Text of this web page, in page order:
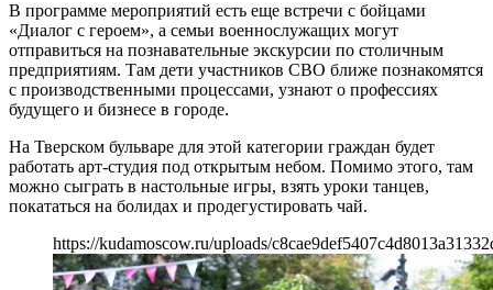
В программе мероприятий есть еще встречи с бойцами
«Диалог с героем», а семьи военнослужащих могут
отправиться на познавательные экскурсии по столичным
предприятиям. Там дети участников СВО ближе познакомятся
с производственными процессами, узнают о профессиях
будущего и бизнесе в городе.
На Тверском бульваре для этой категории граждан будет
работать арт-студия под открытым небом. Помимо этого, там
можно сыграть в настольные игры, взять уроки танцев,
покататься на болидах и продегустировать чай.
https://kudamoscow.ru/uploads/